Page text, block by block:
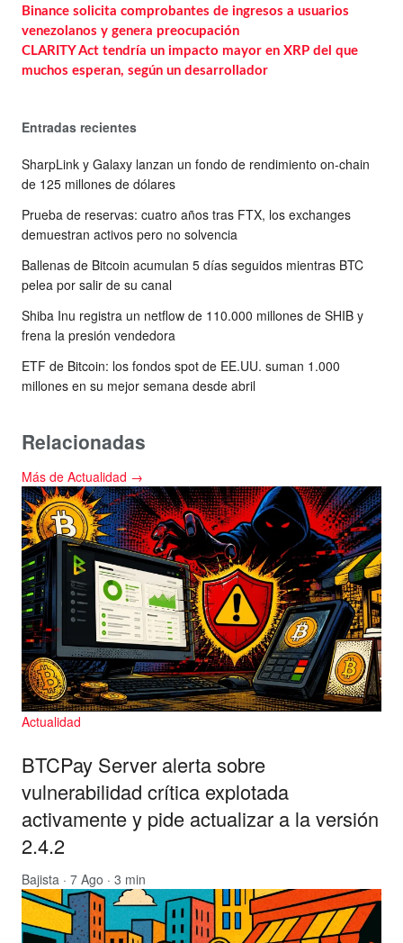
Binance solicita comprobantes de ingresos a usuarios
venezolanos y genera preocupación
CLARITY Act tendría un impacto mayor en XRP del que
muchos esperan, según un desarrollador
Entradas recientes
SharpLink y Galaxy lanzan un fondo de rendimiento on-chain
de 125 millones de dólares
Prueba de reservas: cuatro años tras FTX, los exchanges
demuestran activos pero no solvencia
Ballenas de Bitcoin acumulan 5 días seguidos mientras BTC
pelea por salir de su canal
Shiba Inu registra un netflow de 110.000 millones de SHIB y
frena la presión vendedora
ETF de Bitcoin: los fondos spot de EE.UU. suman 1.000
millones en su mejor semana desde abril
Relacionadas
Más de Actualidad →
Actualidad
BTCPay Server alerta sobre
vulnerabilidad crítica explotada
activamente y pide actualizar a la versión
2.4.2
Bajista · 7 Ago · 3 min